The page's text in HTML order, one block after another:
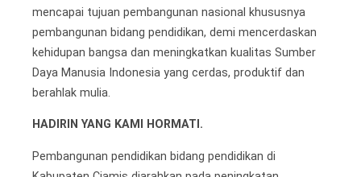
mencapai tujuan pembangunan nasional khususnya
pembangunan bidang pendidikan, demi mencerdaskan
kehidupan bangsa dan meningkatkan kualitas Sumber
Daya Manusia Indonesia yang cerdas, produktif dan
berahlak mulia.
HADIRIN YANG KAMI HORMATI.
Pembangunan pendidikan bidang pendidikan di